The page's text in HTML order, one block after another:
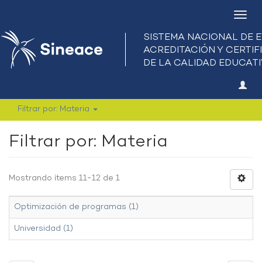
Filtrar por: Materia
Filtrar por: Materia
Mostrando ítems 11-12 de 1
Optimización de programas (1)
Universidad (1)